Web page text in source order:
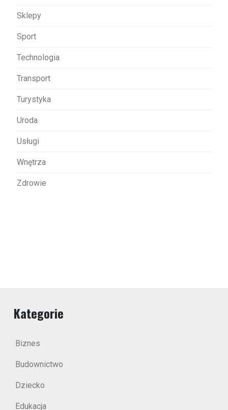
Sklepy
Sport
Technologia
Transport
Turystyka
Uroda
Usługi
Wnętrza
Zdrowie
Kategorie
Biznes
Budownictwo
Dziecko
Edukacja